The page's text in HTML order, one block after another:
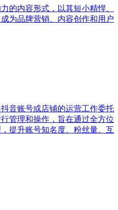
的内容形式，以其短小精悍、
为品牌营销、内容创作和用户
音账号或店铺的运营工作委托
管理和操作，旨在通过全方位
提升账号知名度、粉丝量、互